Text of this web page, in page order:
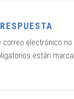
correo electrónico
están